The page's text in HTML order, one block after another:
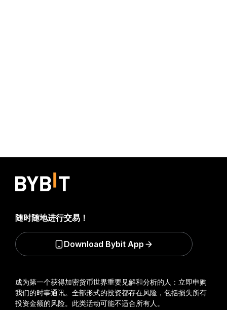
成为第一个获得加密货币世界重要见解和分析的人：立即申购
我们的时事通讯。 全部形式的投资都存在风险，包括损失所有
投资金额的风险。此类活动可能不适合所有人。
随时随地进行交易！
Download Bybit App